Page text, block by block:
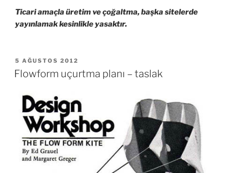
Ticari amaçla üretim ve çoğaltma, başka sitelerde
yayınlamak kesinlikle yasaktır.
YAYIM
TARIHI
5 AĞUSTOS 2012
Flowform uçurtma planı – taslak